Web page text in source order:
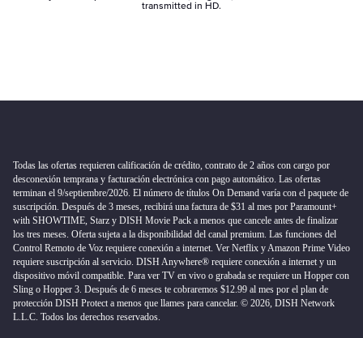
transmitted in HD.
Todas las ofertas requieren calificación de crédito, contrato de 2 años con cargo por
desconexión temprana y facturación electrónica con pago automático. Las ofertas
terminan el 9/septiembre/2026. El número de títulos On Demand varía con el paquete de
suscripción. Después de 3 meses, recibirá una factura de $31 al mes por Paramount+
with SHOWTIME, Starz y DISH Movie Pack a menos que cancele antes de finalizar
los tres meses. Oferta sujeta a la disponibilidad del canal premium. Las funciones del
Control Remoto de Voz requiere conexión a internet. Ver Netflix y Amazon Prime Video
requiere suscripción al servicio. DISH Anywhere® requiere conexión a internet y un
dispositivo móvil compatible. Para ver TV en vivo o grabada se requiere un Hopper con
Sling o Hopper 3. Después de 6 meses te cobraremos $12.99 al mes por el plan de
protección DISH Protect a menos que llames para cancelar. © 2026, DISH Network
L.L.C. Todos los derechos reservados.